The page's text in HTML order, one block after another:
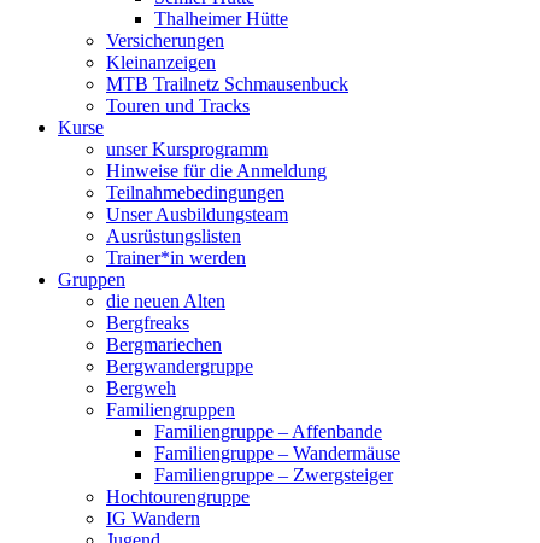
Thalheimer Hütte
Versicherungen
Kleinanzeigen
MTB Trailnetz Schmausenbuck
Touren und Tracks
Kurse
unser Kursprogramm
Hinweise für die Anmeldung
Teilnahmebedingungen
Unser Ausbildungsteam
Ausrüstungslisten
Trainer*in werden
Gruppen
die neuen Alten
Bergfreaks
Bergmariechen
Bergwandergruppe
Bergweh
Familiengruppen
Familiengruppe – Affenbande
Familiengruppe – Wandermäuse
Familiengruppe – Zwergsteiger
Hochtourengruppe
IG Wandern